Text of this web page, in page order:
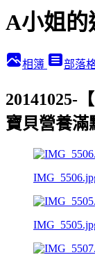
A小姐的
相簿 部落
20141025-
寶貝營養滿